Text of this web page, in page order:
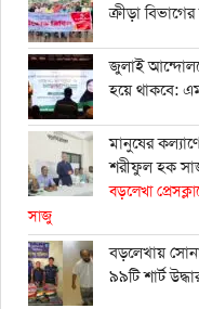
ক্রীড়া
জুলাই
হয়ে থাকবে:
মানুষের
শরীফুল হক
বড়লেখা
সাজু
বড়লেখায়
৯৯টি শার্ট